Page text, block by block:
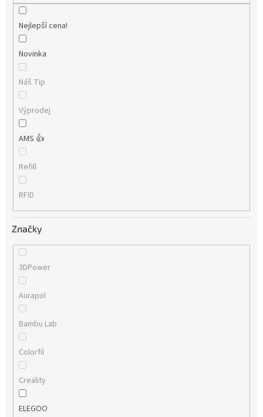
Nejlepší cena!
Novinka
Náš Tip
Výprodej
AMS 👍
Refill
RFID
Značky
3DPower
Aurapol
Bambu Lab
Colorfil
Creality
ELEGOO